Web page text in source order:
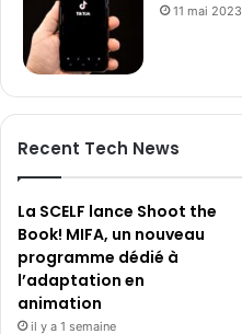
11 mai 2023
Recent Tech News
La SCELF lance Shoot the
Book! MIFA, un nouveau
programme dédié à
l’adaptation en
animation
il y a 1 semaine